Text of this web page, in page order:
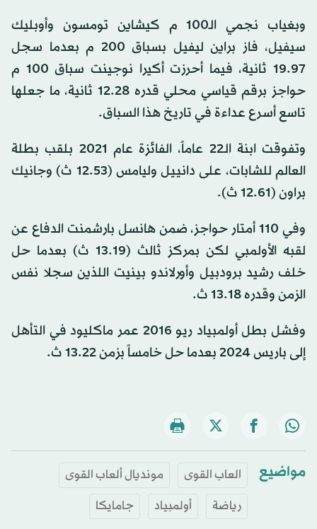
وبغياب نجمي الـ100 م كيشاين تومسون وأوبليك
سيفيل، فاز براين ليفيل بسباق 200 م بعدما سجل
19.97 ثانية، فيما أحرزت أكيرا نوجينت سباق 100 م
حواجز برقم قياسي محلي قدره 12.28 ثانية، ما جعلها
تاسع أسرع عداءة في تاريخ هذا السباق.
وتفوقت ابنة الـ22 عاماً، الفائزة عام 2021 بلقب بطلة
العالم للشابات، على دانييل وليامس (12.53 ث) وجانيك
براون (12.61 ث).
وفي 110 أمتار حواجز، ضمن هانسل بارشمنت الدفاع عن
لقبه الأولمبي لكن بمركز ثالث (13.19 ث) بعدما حل
خلف رشيد برودبيل وأورلاندو بينيت اللذين سجلا نفس
الزمن وقدره 13.18 ث.
وفشل بطل أولمبياد ريو 2016 عمر ماكليود في التأهل
إلى باريس 2024 بعدما حل خامساً بزمن 13.22 ث.
مواضيع العاب القوى
مونديال ألعاب القوى
رياضة
أولمبياد جامايكا